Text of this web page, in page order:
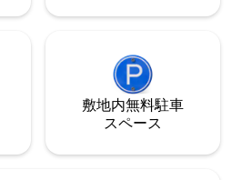
敷地内無料駐⁠車
ス⁠ペ⁠ー⁠ス